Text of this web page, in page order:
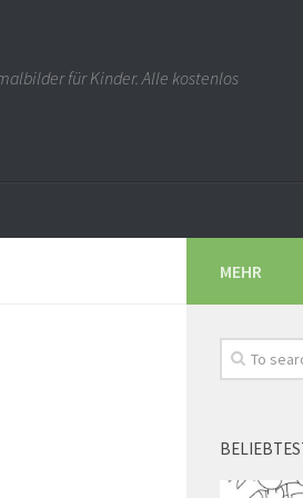
für Kinder. Alle kostenlos
MEHR